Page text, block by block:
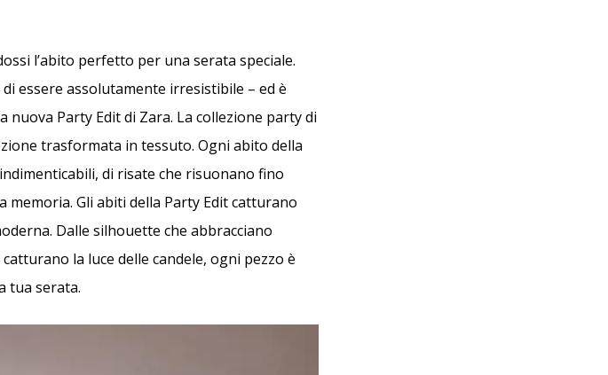
l’abito perfetto per una serata speciale.
essere assolutamente irresistibile – ed è
Party Edit di Zara. La collezione party di
trasformata in tessuto. Ogni abito della
di risate che risuonano fino
memoria. Gli abiti della Party Edit catturano
Dalle silhouette che abbracciano
la luce delle candele, ogni pezzo è
tua serata.